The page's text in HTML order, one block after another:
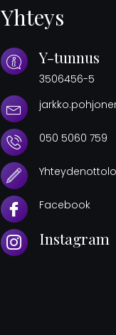
Yhteys
Y-tunnus
3506456-5
050 5060 759
Facebook
Instagram